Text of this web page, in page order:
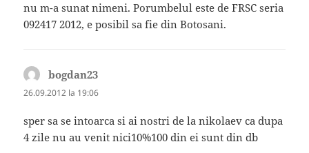
nu m-a sunat nimeni. Porumbelul este de FRSC seria
092417 2012, e posibil sa fie din Botosani.
bogdan23
26.09.2012 la 19:06
sper sa se intoarca si ai nostri de la nikolaev ca dupa
4 zile nu au venit nici10%100 din ei sunt din db